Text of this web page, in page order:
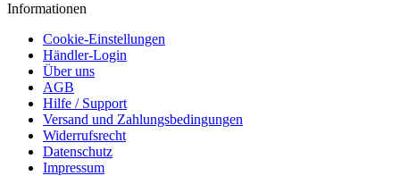
Informationen
Cookie-Einstellungen
Händler-Login
Über uns
AGB
Hilfe / Support
Versand und Zahlungsbedingungen
Widerrufsrecht
Datenschutz
Impressum